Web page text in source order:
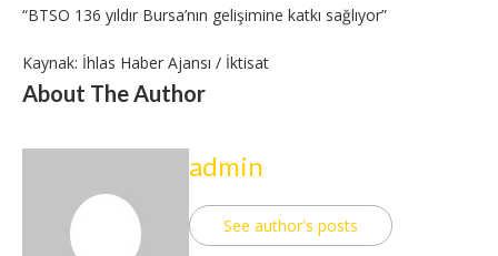
“BTSO 136 yıldır Bursa’nın gelişimine katkı sağlıyor”
Kaynak: İhlas Haber Ajansı / İktisat
About The Author
admin
See author's posts